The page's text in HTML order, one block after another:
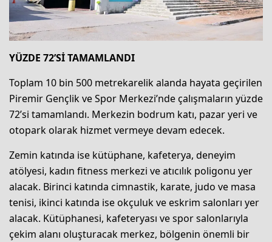
YÜZDE 72’Sİ TAMAMLANDI
Toplam 10 bin 500 metrekarelik alanda hayata geçirilen
Piremir Gençlik ve Spor Merkezi’nde çalışmaların yüzde
72’si tamamlandı. Merkezin bodrum katı, pazar yeri ve
otopark olarak hizmet vermeye devam edecek.
Zemin katında ise kütüphane, kafeterya, deneyim
atölyesi, kadın fitness merkezi ve atıcılık poligonu yer
alacak. Birinci katında cimnastik, karate, judo ve masa
tenisi, ikinci katında ise okçuluk ve eskrim salonları yer
alacak. Kütüphanesi, kafeteryası ve spor salonlarıyla
çekim alanı oluşturacak merkez, bölgenin önemli bir